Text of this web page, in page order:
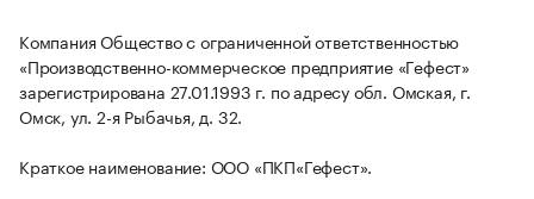
Компания Общество с ограниченной ответственностью
«Производственно-коммерческое предприятие «Гефест»
зарегистрирована 27.01.1993 г. по адресу обл. Омская, г.
Омск, ул. 2-я Рыбачья, д. 32.
Краткое наименование: ООО «ПКП«Гефест».